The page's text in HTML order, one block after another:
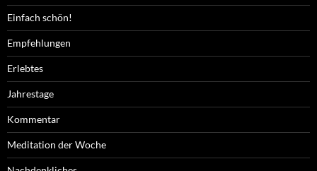
Einfach schön!
Empfehlungen
Erlebtes
Jahrestage
Kommentar
Meditation der Woche